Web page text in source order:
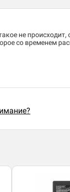
не происходит,
со временем